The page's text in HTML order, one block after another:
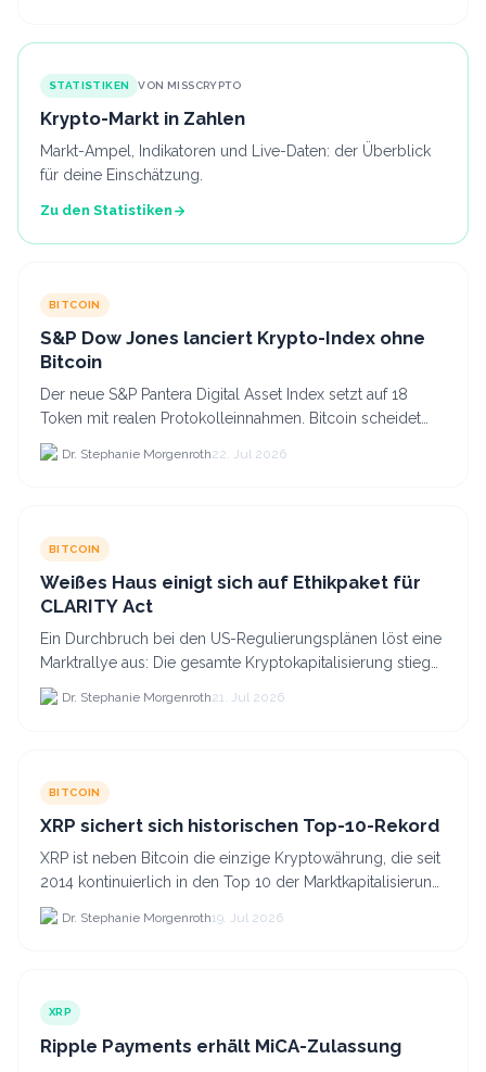
STATISTIKEN VON MISSCRYPTO
Krypto-Markt in Zahlen
Markt-Ampel, Indikatoren und Live-Daten: der Überblick
für deine Einschätzung.
Zu den Statistiken
BITCOIN
S&P Dow Jones lanciert Krypto-Index ohne
Bitcoin
Der neue S&P Pantera Digital Asset Index setzt auf 18
Token mit realen Protokolleinnahmen. Bitcoin scheidet
aufgrund fehlender Erträge für Halter aus dem.
Dr. Stephanie Morgenroth22. Jul 2026
BITCOIN
Weißes Haus einigt sich auf Ethikpaket für
CLARITY Act
Ein Durchbruch bei den US-Regulierungsplänen löst eine
Marktrallye aus: Die gesamte Kryptokapitalisierung stieg
am 21.
Dr. Stephanie Morgenroth21. Jul 2026
BITCOIN
XRP sichert sich historischen Top-10-Rekord
XRP ist neben Bitcoin die einzige Kryptowährung, die seit
2014 kontinuierlich in den Top 10 der Marktkapitalisierung
verblieb.
Dr. Stephanie Morgenroth19. Jul 2026
XRP
Ripple Payments erhält MiCA-Zulassung